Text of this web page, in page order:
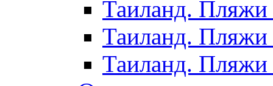
Таиланд. Пляжи
Таиланд.
Таиланд. Пляжи